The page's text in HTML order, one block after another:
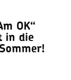
OK“
in die